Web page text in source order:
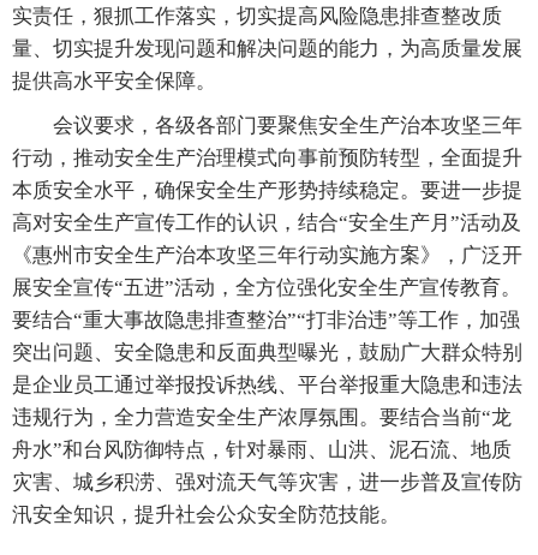
实责任，狠抓工作落实，切实提高风险隐患排查整改质
量、切实提升发现问题和解决问题的能力，为高质量发展
提供高水平安全保障。
会议要求，各级各部门要聚焦安全生产治本攻坚三年
行动，推动安全生产治理模式向事前预防转型，全面提升
本质安全水平，确保安全生产形势持续稳定。要进一步提
高对安全生产宣传工作的认识，结合“安全生产月”活动及
《惠州市安全生产治本攻坚三年行动实施方案》，广泛开
展安全宣传“五进”活动，全方位强化安全生产宣传教育。
要结合“重大事故隐患排查整治”“打非治违”等工作，加强
突出问题、安全隐患和反面典型曝光，鼓励广大群众特别
是企业员工通过举报投诉热线、平台举报重大隐患和违法
违规行为，全力营造安全生产浓厚氛围。要结合当前“龙
舟水”和台风防御特点，针对暴雨、山洪、泥石流、地质
灾害、城乡积涝、强对流天气等灾害，进一步普及宣传防
汛安全知识，提升社会公众安全防范技能。